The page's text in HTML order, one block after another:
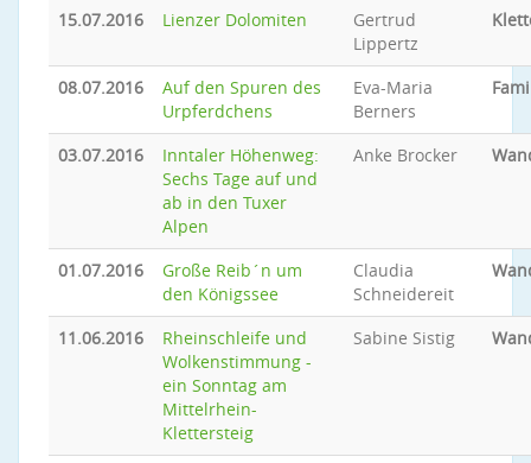
15.07.2016 Lienzer Dolomiten
Gertrud
Lippertz
08.07.2016
Auf den Spuren des
Urpferdchens
Eva-Maria
Berners
03.07.2016
Inntaler Höhenweg:
Sechs Tage auf und
ab in den Tuxer
Alpen
Anke Brocker
01.07.2016
Große Reib´n um
den Königssee
Claudia
Schneidereit
11.06.2016
Rheinschleife und
Wolkenstimmung -
ein Sonntag am
Mittelrhein-
Klettersteig
Sabine Sistig